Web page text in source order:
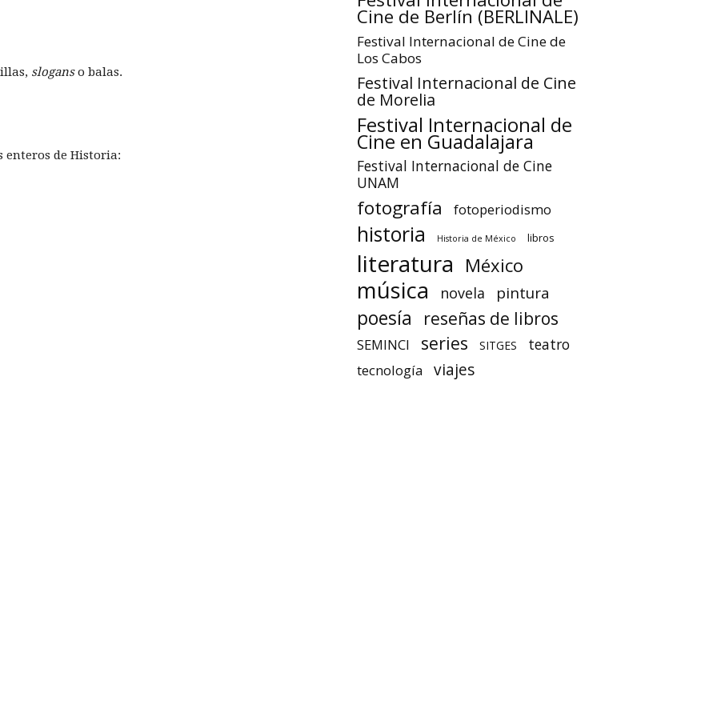
sloganso balas.
enteros de Historia:
Cine de Berlín (BERLINALE)
Festival Internacional de Cine de
Los Cabos
Festival Internacional de Cine
de Morelia
Festival Internacional de
Cine en Guadalajara
Festival Internacional de Cine
UNAM
fotografía fotoperiodismo
historia Historia de México libros
literatura México
música novela pintura
poesía reseñas de libros
SEMINCI series SITGES teatro
tecnología viajes